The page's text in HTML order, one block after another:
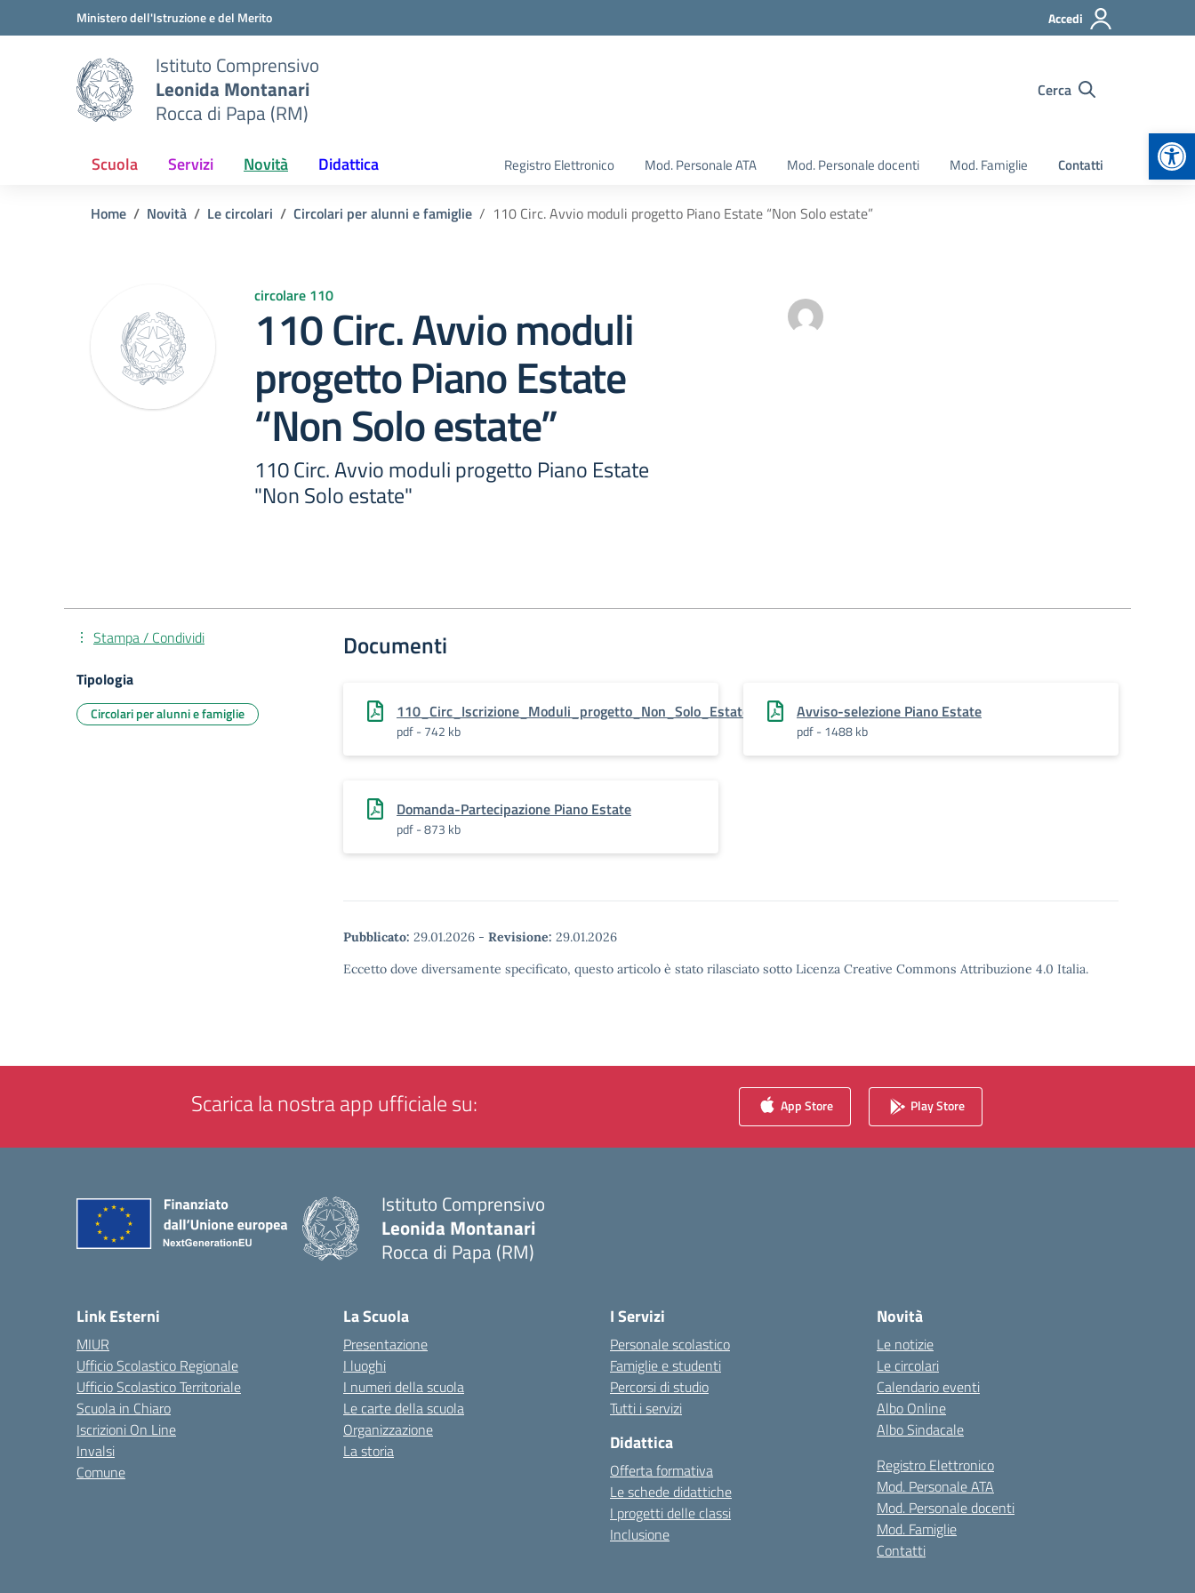
Vai ai contenuti
Vai al menu di navigazioneMinistero dell'Istruzione e del Merito Accedi
Istituto Comprensivo
Leonida Montanari
Rocca di Papa (RM)
Cerca
Scuola Servizi Novità Didattica Registro Elettronico Mod. Personale ATA Mod. Personale docenti Mod. Famiglie Contatti
Home Novità Le circolari Circolari per alunni e famiglie 110 Circ. Avvio moduli progetto Piano Estate “Non Solo estate”
circolare 110
110 Circ. Avvio moduli
progetto Piano Estate
“Non Solo estate”
110 Circ. Avvio moduli progetto Piano Estate
"Non Solo estate"
Documenti
110_Circ_Iscrizione_Moduli_progetto_Non_Solo_Estate.pdf.pades
pdf - 742 kb
Avviso-selezione Piano Estate
pdf - 1488 kb
Domanda-Partecipazione Piano Estate
pdf - 873 kb
Pubblicato: 29.01.2026 - Revisione: 29.01.2026
Eccetto dove diversamente specificato, questo articolo è stato rilasciato sotto Licenza Creative Commons Attribuzione 4.0 Italia.
Stampa / Condividi
Tipologia
Circolari per alunni e famiglie
Scarica la nostra app ufficiale su: App Store Play Store
Istituto Comprensivo
Leonida Montanari
Rocca di Papa (RM)
Link Esterni
MIUR
Ufficio Scolastico Regionale
Ufficio Scolastico Territoriale
Scuola in Chiaro
Iscrizioni On Line
Invalsi
Comune
La Scuola
Presentazione
I luoghi
I numeri della scuola
Le carte della scuola
Organizzazione
La storia
I Servizi
Personale scolastico
Famiglie e studenti
Percorsi di studio
Tutti i servizi
Didattica
Offerta formativa
Le schede didattiche
I progetti delle classi
Inclusione
Novità
Le notizie
Le circolari
Calendario eventi
Albo Online
Albo Sindacale
Registro Elettronico
Mod. Personale ATA
Mod. Personale docenti
Mod. Famiglie
Contatti